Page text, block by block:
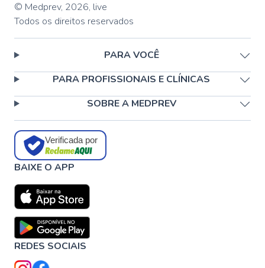
© Medprev, 2026, live
Todos os direitos reservados
PARA VOCÊ
PARA PROFISSIONAIS E CLÍNICAS
SOBRE A MEDPREV
Verificada por
BAIXE O APP
REDES SOCIAIS